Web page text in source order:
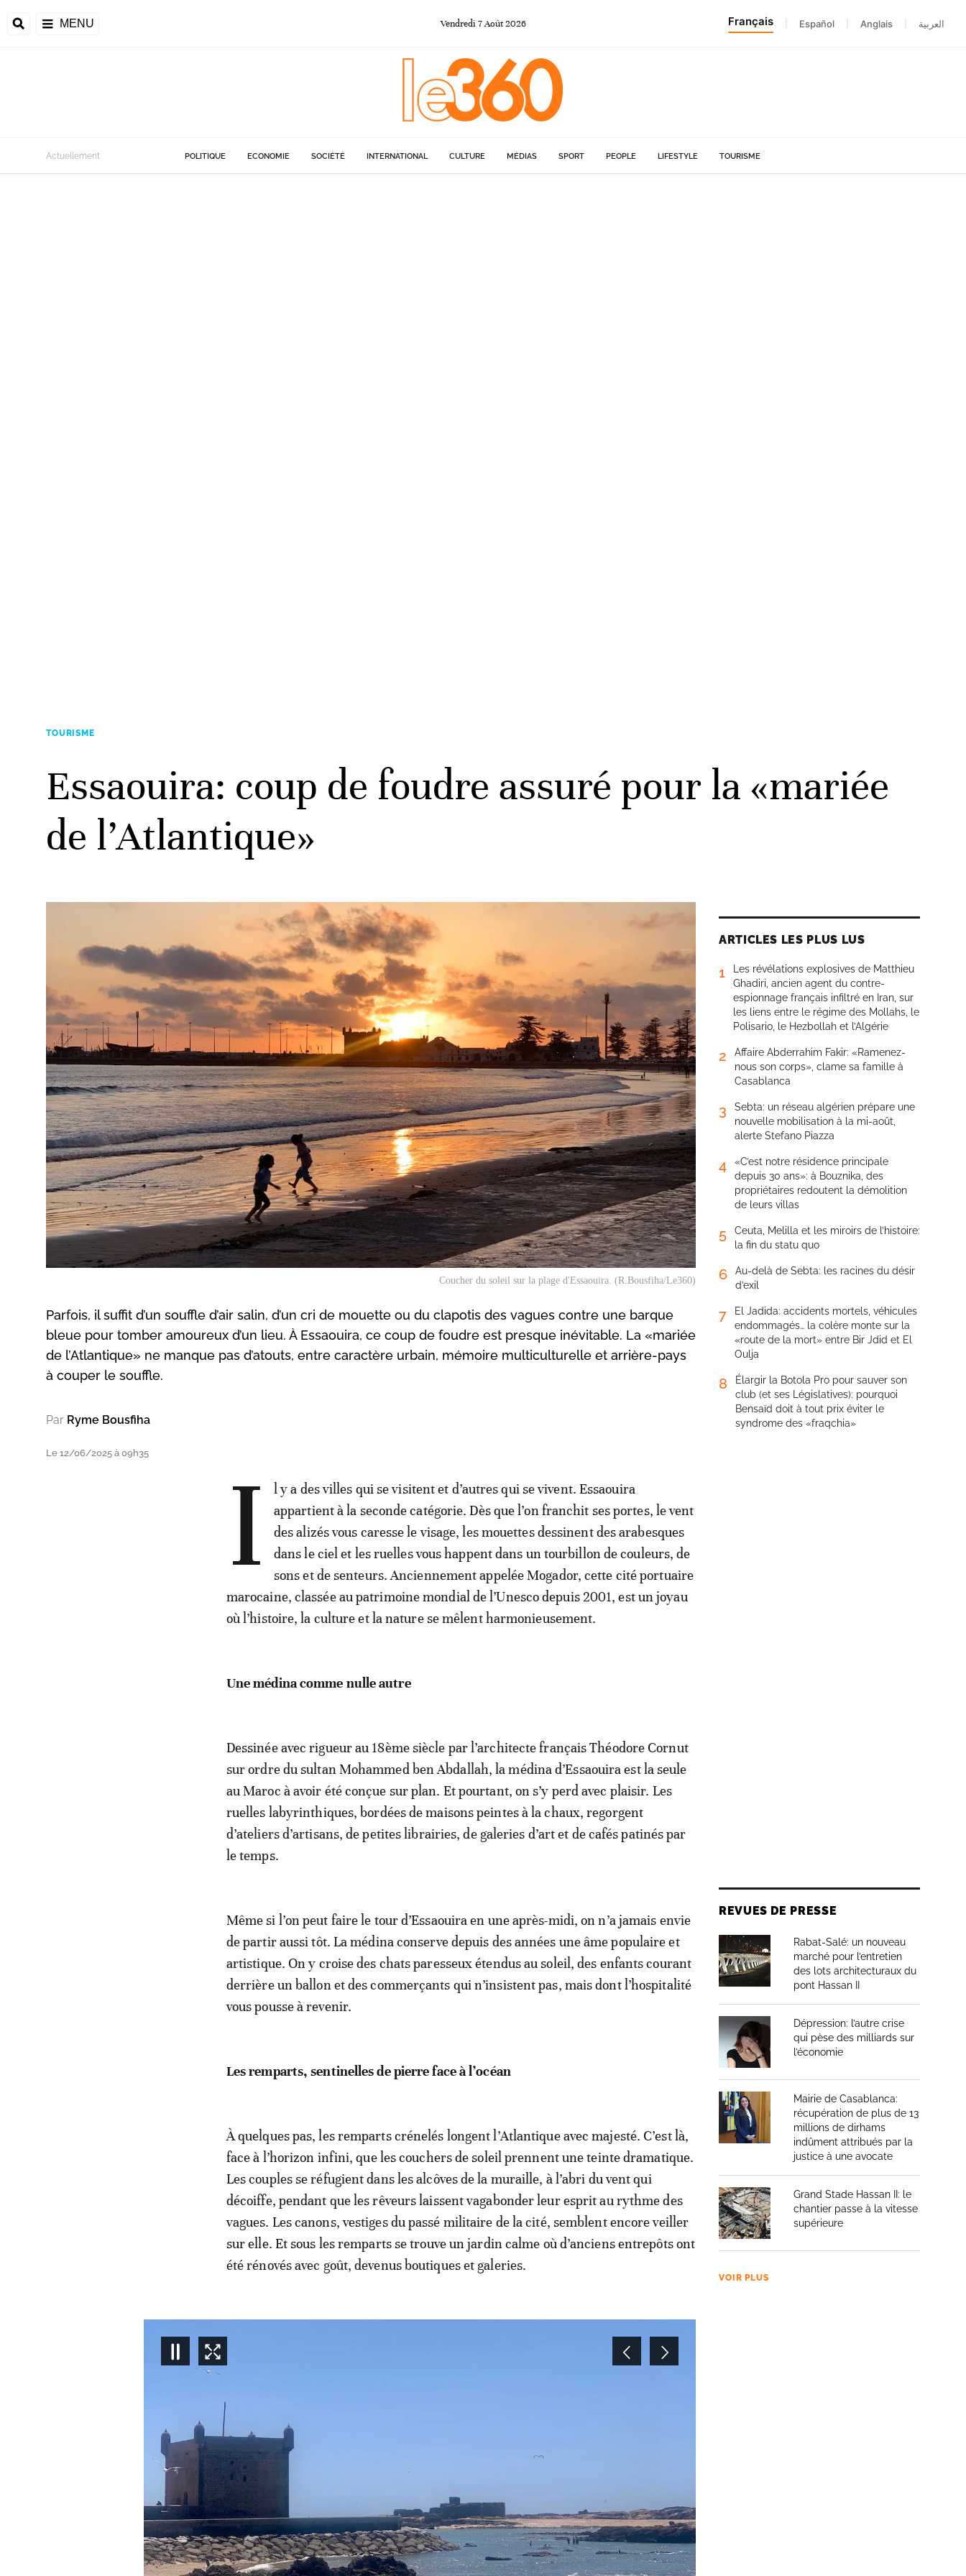
MENU Vendredi 7Août 2026 Français Español Anglais العربية
Actuellement POLITIQUE ECONOMIE SOCIÉTÉ INTERNATIONAL CULTURE MÉDIAS SPORT PEOPLE LIFESTYLE TOURISME
TOURISME
Essaouira: coup de foudre assuré pour la «mariée
de l’Atlantique»
Coucher du soleil sur la plage d'Essaouira. (R.Bousfiha/Le360)
Parfois, il suffit d’un souffle d’air salin, d’un cri de mouette ou du clapotis des vagues contre une barque
bleue pour tomber amoureux d’un lieu. À Essaouira, ce coup de foudre est presque inévitable. La «mariée
de l’Atlantique» ne manque pas d’atouts, entre caractère urbain, mémoire multiculturelle et arrière-pays
à couper le souffle.
Par Ryme Bousfiha
Le 12/06/2025 à 09h35 I
l y a des villes qui se visitent et d’autres qui se vivent. Essaouira
appartient à la seconde catégorie. Dès que l’on franchit ses portes, le vent
des alizés vous caresse le visage, les mouettes dessinent des arabesques
dans le ciel et les ruelles vous happent dans un tourbillon de couleurs, de
sons et de senteurs. Anciennement appelée Mogador, cette cité portuaire
marocaine, classée au patrimoine mondial de l’Unesco depuis 2001, est un joyau
où l’histoire, la culture et la nature se mêlent harmonieusement.
Une médina comme nulle autre
Dessinée avec rigueur au 18ème siècle par l’architecte français Théodore Cornut
sur ordre du sultan Mohammed ben Abdallah, la médina d’Essaouira est la seule
au Maroc à avoir été conçue sur plan. Et pourtant, on s’y perd avec plaisir. Les
ruelles labyrinthiques, bordées de maisons peintes à la chaux, regorgent
d’ateliers d’artisans, de petites librairies, de galeries d’art et de cafés patinés par
le temps.
Même si l’on peut faire le tour d’Essaouira en une après-midi, on n’a jamais envie
de partir aussi tôt. La médina conserve depuis des années une âme populaire et
artistique. On y croise des chats paresseux étendus au soleil, des enfants courant
derrière un ballon et des commerçants qui n’insistent pas, mais dont l’hospitalité
vous pousse à revenir.
Les remparts, sentinelles de pierre face à l’océan
À quelques pas, les remparts crénelés longent l’Atlantique avec majesté. C’est là,
face à l’horizon infini, que les couchers de soleil prennent une teinte dramatique.
Les couples se réfugient dans les alcôves de la muraille, à l’abri du vent qui
décoiffe, pendant que les rêveurs laissent vagabonder leur esprit au rythme des
vagues. Les canons, vestiges du passé militaire de la cité, semblent encore veiller
sur elle. Et sous les remparts se trouve un jardin calme où d’anciens entrepôts ont
été rénovés avec goût, devenus boutiques et galeries.
ARTICLES LES PLUS LUS
1
Les révélations explosives de Matthieu
Ghadiri, ancien agent du contre-
espionnage français infiltré en Iran, sur
les liens entre le régime des Mollahs, le
Polisario, le Hezbollah et l’Algérie
2
Affaire Abderrahim Fakir: «Ramenez-
nous son corps», clame sa famille à
Casablanca
3
Sebta: un réseau algérien prépare une
nouvelle mobilisation à la mi-août,
alerte Stefano Piazza
4
«C’est notre résidence principale
depuis 30 ans»: à Bouznika, des
propriétaires redoutent la démolition
de leurs villas
5
Ceuta, Melilla et les miroirs de l’histoire:
la fin du statu quo
6
Au-delà de Sebta: les racines du désir
d’exil
7
El Jadida: accidents mortels, véhicules
endommagés… la colère monte sur la
«route de la mort» entre Bir Jdid et El
Oulja
8
Élargir la Botola Pro pour sauver son
club (et ses Législatives): pourquoi
Bensaïd doit à tout prix éviter le
syndrome des «fraqchia»
REVUES DE PRESSE
Rabat-Salé: un nouveau
marché pour l’entretien
des lots architecturaux du
pont Hassan II
Dépression: l’autre crise
qui pèse des milliards sur
l’économie
Mairie de Casablanca:
récupération de plus de 13
millions de dirhams
indûment attribués par la
justice à une avocate
Grand Stade Hassan II: le
chantier passe à la vitesse
supérieure
VOIR PLUS